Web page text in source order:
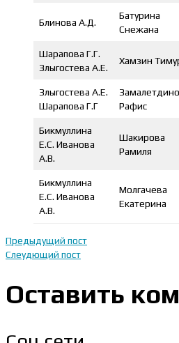
Блинова А.Д.
Батурина
Снежана
Шарапова Г.Г.
Злыгостева А.Е.
Хамзин
Злыгостева А.Е.
Шарапова Г.Г
Рафис
Бикмуллина
Е.С. Иванова
А.В.
Шакирова
Рамиля
Бикмуллина
Е.С. Иванова
А.В.
Молгачева
Екатерина
Предыдущий пост
Слеудющий пост
Оставить